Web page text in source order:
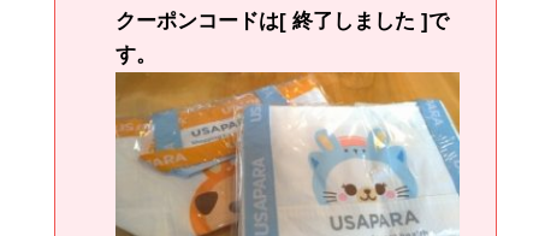
クーポンコードは[ 終了しました ]で
す。